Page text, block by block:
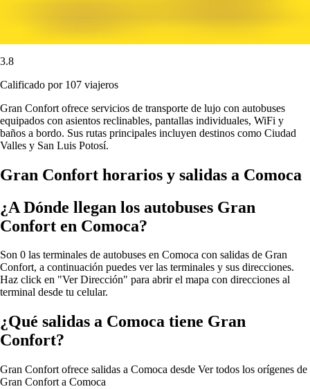
3.8
Calificado por 107 viajeros
Gran Confort ofrece servicios de transporte de lujo con autobuses
equipados con asientos reclinables, pantallas individuales, WiFi y
baños a bordo. Sus rutas principales incluyen destinos como Ciudad
Valles y San Luis Potosí.
Gran Confort horarios y salidas a Comoca
¿A Dónde llegan los autobuses Gran
Confort en Comoca?
Son 0 las terminales de autobuses en Comoca con salidas de Gran
Confort, a continuación puedes ver las terminales y sus direcciones.
Haz click en "Ver Dirección" para abrir el mapa con direcciones al
terminal desde tu celular.
¿Qué salidas a Comoca tiene Gran
Confort?
Gran Confort ofrece salidas a Comoca desde Ver todos los orígenes de
Gran Confort a Comoca